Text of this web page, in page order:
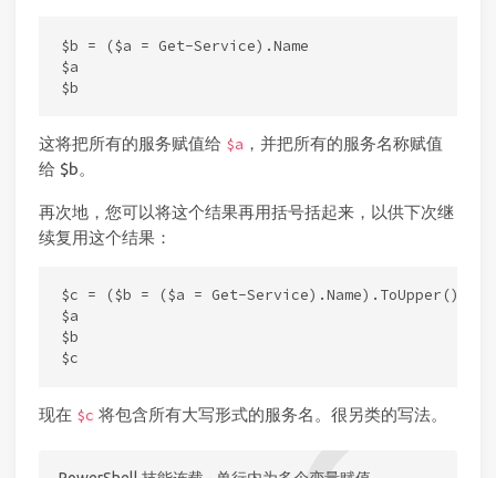
$b = ($a = Get-Service).Name
$a
这将把所有的服务赋值给 $a ，并把所有的服务名称赋值
给 $b。
再次地，您可以将这个结果再用括号括起来，以供下次继
续复用这个结果：
$c = ($b = ($a = Get-Service).Name).ToUpper()
$a
$b
现在 $c 将包含所有大写形式的服务名。很另类的写法。